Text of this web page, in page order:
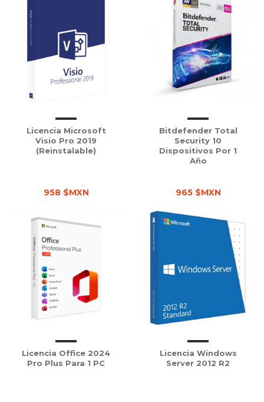
Licencia Microsoft
Visio Pro 2019
(Reinstalable)
958 $MXN
Bitdefender Total
Security 10
Dispositivos Por 1
Año
965 $MXN
Licencia Office 2024
Pro Plus Para 1 PC
Licencia Windows
Server 2012 R2